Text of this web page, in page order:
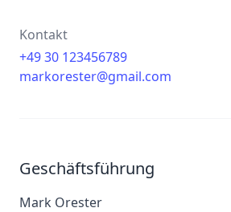
Kontakt
+49 30 123456789
markorester@gmail.com
Geschäftsführung
Mark Orester